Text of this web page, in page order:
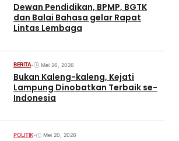
Dewan Pendidikan, BPMP, BGTK
dan Balai Bahasa gelar Rapat
Lintas Lembaga
BERITA• Mei 26, 2026
Bukan Kaleng-kaleng, Kejati
Lampung Dinobatkan Terbaik se-
Indonesia
POLITIK• Mei 20, 2026